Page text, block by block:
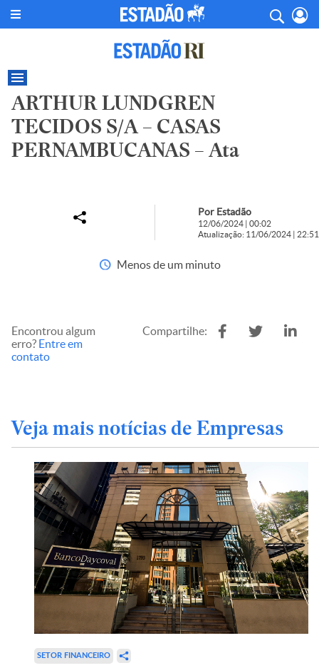
ARTHUR LUNDGREN
TECIDOS S/A – CASAS
PERNAMBUCANAS – Ata
Por Estadão
12/06/2024 | 00:02
Atualização: 11/06/2024 | 22:51
Menos de um minuto
Encontrou algum
erro? Entre em
contato
Compartilhe:
Veja mais notícias de Empresas
SETOR FINANCEIRO